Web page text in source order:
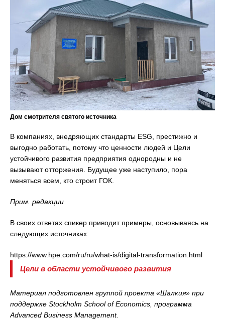
Дом смотрителя святого источника
В компаниях, внедряющих стандарты ESG, престижно и
выгодно работать, потому что ценности людей и Цели
устойчивого развития предприятия однородны и не
вызывают отторжения. Будущее уже наступило, пора
меняться всем, кто строит ГОК.
Прим. редакции
В своих ответах спикер приводит примеры, основываясь на
следующих источниках:
https://www.hpe.com/ru/ru/what-is/digital-transformation.html
Цели в области устойчивого развития
Материал подготовлен группой проекта «Шалкия» при
поддержке Stockholm School of Economics, программа
Advanced Business Management.